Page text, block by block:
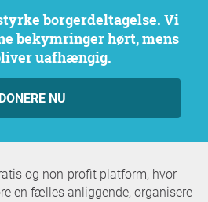
bekymringer hørt, mens
uafhængig.
DONERE NU
og non-profit platform, hvor
en fælles anliggende, organisere